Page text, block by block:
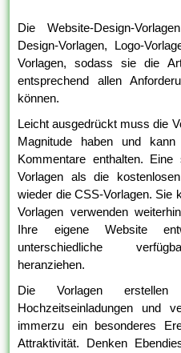
Die Website-Design-
Design-Vorlagen, Logo-
Vorlagen, sodass sie die
entsprechend allen
können.
Leicht ausgedrückt muss die
Magnitude haben und
Kommentare enthalten.
Vorlagen als die
wieder die CSS-Vorlagen. Sie
Vorlagen verwenden
Ihre eigene Website
unterschiedliche
heranziehen.
Die Vorlagen erstellen
Hochzeitseinladungen und
immerzu ein besonderes
Attraktivität. Denken